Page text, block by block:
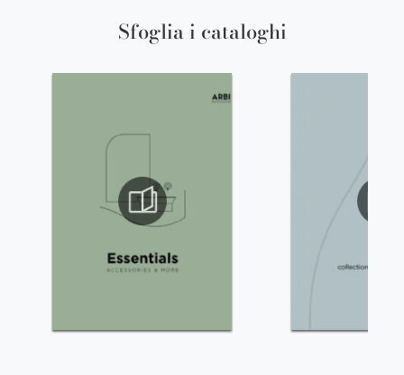
Sfoglia i cataloghi